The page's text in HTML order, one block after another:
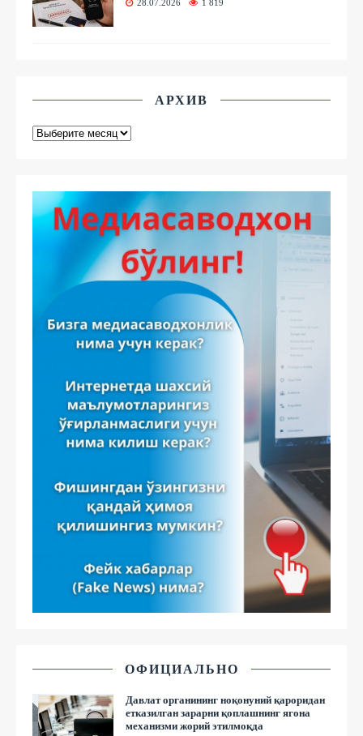
28.07.2026 1 819
АРХИВ
ОФИЦИАЛЬНО
Давлат органининг ноқонуний қароридан
етказилган зарарни қоплашнинг ягона
механизми жорий этилмоқда